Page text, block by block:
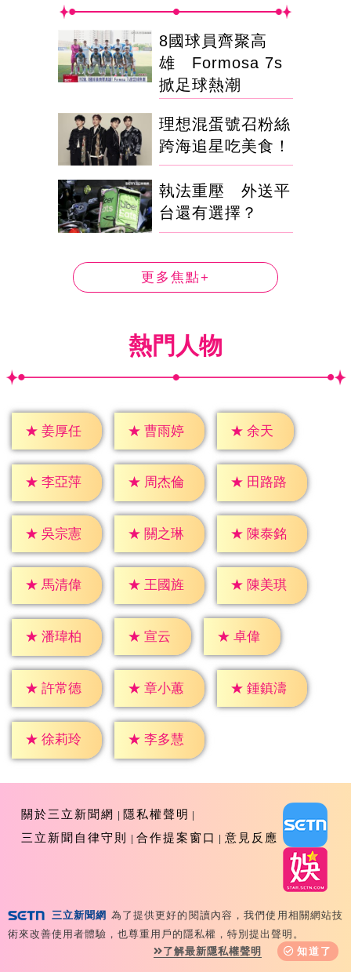
8國球員齊聚高
雄 Formosa 7s
掀足球熱潮
理想混蛋號召粉絲
跨海追星吃美食！
執法重壓 外送平
台還有選擇？
更多焦點+
熱門人物
★ 姜厚任 ★ 曹雨婷 ★ 余天
★ 李亞萍 ★ 周杰倫 ★ 田路路
★ 吳宗憲 ★ 關之琳 ★ 陳泰銘
★ 馬清偉 ★ 王國旌 ★ 陳美琪
★ 潘瑋柏 ★ 宣云 ★ 卓偉
★ 許常德 ★ 章小蕙 ★ 鍾鎮濤
★ 徐莉玲 ★ 李多慧
關於三立新聞網
隱私權聲明
三立新聞自律守則
合作提案窗口 意見反應
Copyright ©2026 Sanlih E-Television All Rights
Reserved 版權所有 盜用必究 台北市內湖區舊宗路一段159
號 02-8792-8888
三立新聞網 為了提供更好的閱讀內容，我們使用相關網站技
術來改善使用者體驗，也尊重用戶的隱私權，特別提出聲明。
了解最新隱私權聲明
知道了